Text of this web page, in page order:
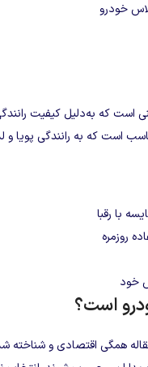
خودرو
است که به‌دلیل کیفیت
است که به رانندگی
با رقبا
روزمره
خود
است؟
همگی اقتصادی و شناخته‌